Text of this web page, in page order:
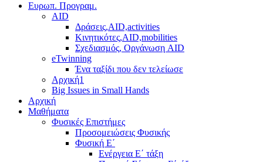
Ευρωπ. Προγραμ.
AID
Δράσεις,AID,activities
Κινητικότες,AID,mobilities
Σχεδιασμός, Οργάνωση AID
eTwinning
Ένα ταξίδι που δεν τελείωσε
Αρχική1
Big Issues in Small Hands
Αρχική
Μαθήματα
Φυσικές Επιστήμες
Προσομειώσεις Φυσικής
Φυσική Ε΄
Ενέργεια Ε΄ τάξη